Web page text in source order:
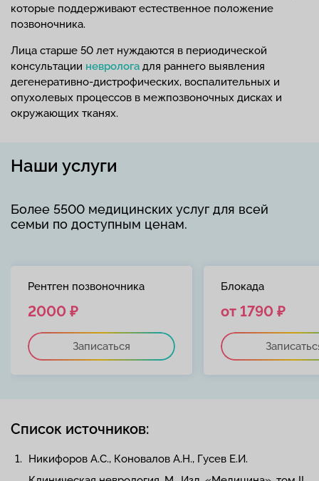
которые поддерживают естественное положение
позвоночника.
Лица старше 50 лет нуждаются в периодической
консультации невролога для раннего выявления
дегенеративно-дистрофических, воспалительных и
опухолевых процессов в межпозвоночных дисках и
окружающих тканях.
Наши услуги
Более 5500 медицинских услуг для всей
семьи по доступным ценам.
Рентген позвоночника
2000 ₽
Записаться
Блокада
от 1790 ₽
Список источников:
Никифоров А.С., Коновалов А.Н., Гусев Е.И.